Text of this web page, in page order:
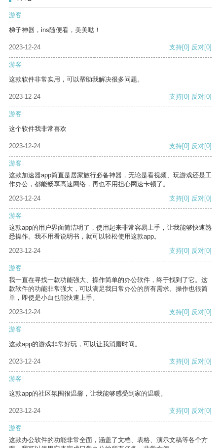
游客
梯子神器，ins随便看，美美哒！
2023-12-24 支持[0] 反对[0]
游客
这款软件非常实用，可以帮助我解决很多问题。
2023-12-24 支持[0] 反对[0]
游客
这个软件我非常喜欢
2023-12-24 支持[0] 反对[0]
游客
这款加速器app简直是居家旅行必备神器，无论是看视频、玩游戏还是工
作办公，都能畅享高速网络，再也不用担心网速卡顿了。
2023-12-24
支持[0] 反对[0]
游客
这款app的用户界面简洁明了，使用起来非常容易上手，让我能够快速熟
悉操作。我不用看说明书，就可以轻松使用这款app。
2023-12-24
支持[0] 反对[0]
游客
我一直在寻找一款功能强大、操作简单的办公软件，终于找到了它。这
款软件的功能非常强大，可以满足我日常办公的所有需求。操作也很简
单，即使是小白也能快速上手。
2023-12-24
支持[0] 反对[0]
游客
这款app的游戏非常好玩，可以让我消磨时间。
2023-12-24 支持[0] 反对[0]
游客
这款app的社区氛围很温馨，让我能够感受到家的温暖。
2023-12-24 支持[0] 反对[0]
游客
这款办公软件的功能非常全面，涵盖了文档、表格、演示文稿等各个方